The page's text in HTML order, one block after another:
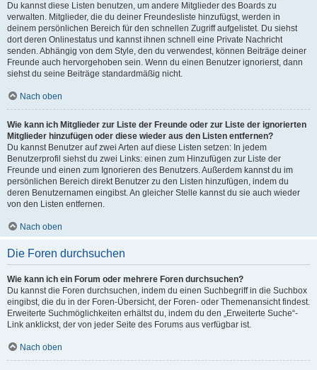
Du kannst diese Listen benutzen, um andere Mitglieder des Boards zu
verwalten. Mitglieder, die du deiner Freundesliste hinzufügst, werden in
deinem persönlichen Bereich für den schnellen Zugriff aufgelistet. Du siehst
dort deren Onlinestatus und kannst ihnen schnell eine Private Nachricht
senden. Abhängig von dem Style, den du verwendest, können Beiträge deiner
Freunde auch hervorgehoben sein. Wenn du einen Benutzer ignorierst, dann
siehst du seine Beiträge standardmäßig nicht.
Nach oben
Wie kann ich Mitglieder zur Liste der Freunde oder zur Liste der ignorierten
Mitglieder hinzufügen oder diese wieder aus den Listen entfernen?
Du kannst Benutzer auf zwei Arten auf diese Listen setzen: In jedem
Benutzerprofil siehst du zwei Links: einen zum Hinzufügen zur Liste der
Freunde und einen zum Ignorieren des Benutzers. Außerdem kannst du im
persönlichen Bereich direkt Benutzer zu den Listen hinzufügen, indem du
deren Benutzernamen eingibst. An gleicher Stelle kannst du sie auch wieder
von den Listen entfernen.
Nach oben
Die Foren durchsuchen
Wie kann ich ein Forum oder mehrere Foren durchsuchen?
Du kannst die Foren durchsuchen, indem du einen Suchbegriff in die Suchbox
eingibst, die du in der Foren-Übersicht, der Foren- oder Themenansicht findest.
Erweiterte Suchmöglichkeiten erhältst du, indem du den „Erweiterte Suche“-
Link anklickst, der von jeder Seite des Forums aus verfügbar ist.
Nach oben